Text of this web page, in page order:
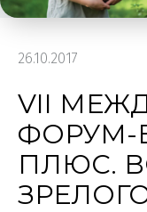
26.10.2017
VII
ФОРУМ-
ПЛЮС.